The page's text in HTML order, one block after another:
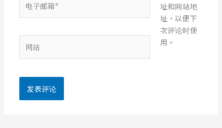
子
箱
站
址和网站地
址，以便下
次评论时使
用。